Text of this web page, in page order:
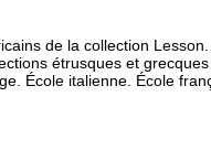
de la collection
étrusques et
École italienne. École